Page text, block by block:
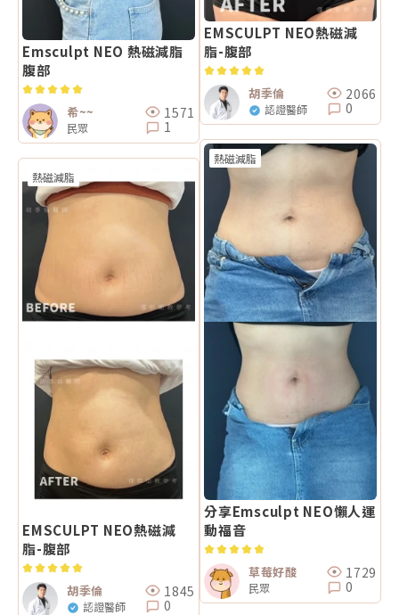
Emsculpt NEO 熱磁減脂
腹部
希~~
民眾
1571
1
熱磁減脂
EMSCULPT NEO熱磁減
脂-腹部
胡季倫
認證醫師
1845
0
EMSCULPT NEO熱磁減
脂-腹部
胡季倫
認證醫師
2066
0
熱磁減脂
分享Emsculpt NEO懶人運
動福音
草莓好酸
民眾
1729
0